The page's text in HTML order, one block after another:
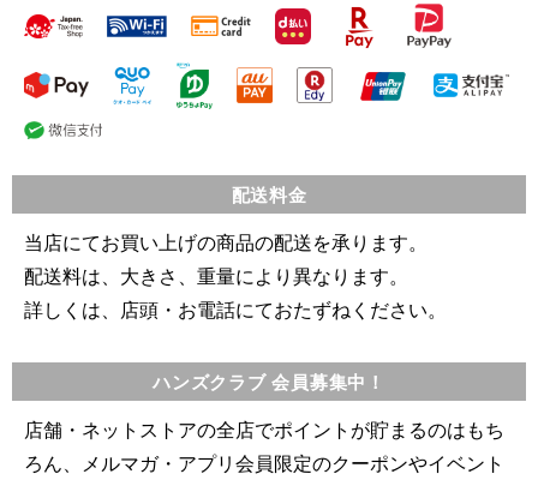
配送料金
当店にてお買い上げの商品の配送を承ります。
配送料は、大きさ、重量により異なります。
詳しくは、店頭・お電話にておたずねください。
ハンズクラブ 会員募集中！
店舗・ネットストアの全店でポイントが貯まるのはもち
ろん、メルマガ・アプリ会員限定のクーポンやイベント